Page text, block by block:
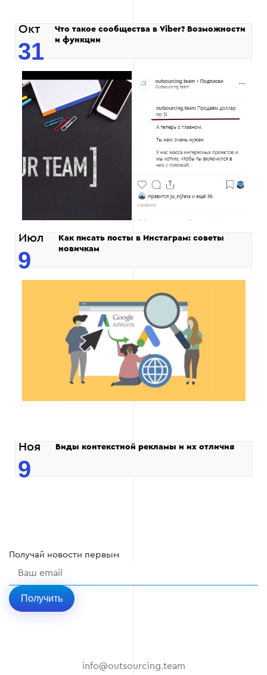
Окт
31
Что такое сообщества в Viber? Возможности
и функции
Июл
9
Как писать посты в Инстаграм: советы
новичкам
Ноя
9
Виды контекстной рекламы и их отличия
Получай новости первым
Получить
info@outsourcing.team